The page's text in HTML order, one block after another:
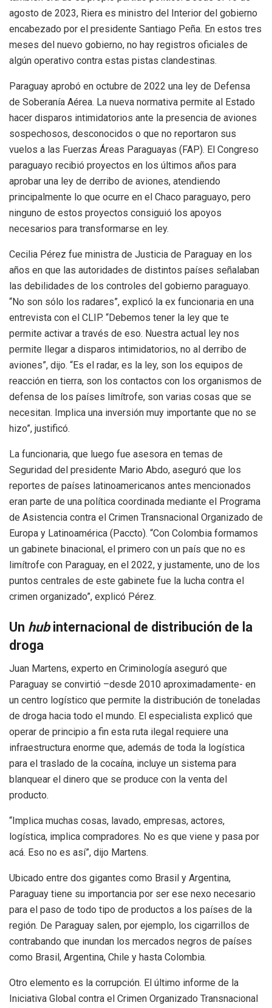
agosto de 2023, Riera es ministro del Interior del gobierno
encabezado por el presidente Santiago Peña. En estos tres
meses del nuevo gobierno, no hay registros oficiales de
algún operativo contra estas pistas clandestinas.
Paraguay aprobó en octubre de 2022 una ley de Defensa
de Soberanía Aérea. La nueva normativa permite al Estado
hacer disparos intimidatorios ante la presencia de aviones
sospechosos, desconocidos o que no reportaron sus
vuelos a las Fuerzas Áreas Paraguayas (FAP). El Congreso
paraguayo recibió proyectos en los últimos años para
aprobar una ley de derribo de aviones, atendiendo
principalmente lo que ocurre en el Chaco paraguayo, pero
ninguno de estos proyectos consiguió los apoyos
necesarios para transformarse en ley.
Cecilia Pérez fue ministra de Justicia de Paraguay en los
años en que las autoridades de distintos países señalaban
las debilidades de los controles del gobierno paraguayo.
“No son sólo los radares”, explicó la ex funcionaria en una
entrevista con el CLIP. “Debemos tener la ley que te
permite activar a través de eso. Nuestra actual ley nos
permite llegar a disparos intimidatorios, no al derribo de
aviones”, dijo. “Es el radar, es la ley, son los equipos de
reacción en tierra, son los contactos con los organismos de
defensa de los países limítrofe, son varias cosas que se
necesitan. Implica una inversión muy importante que no se
hizo”, justificó.
La funcionaria, que luego fue asesora en temas de
Seguridad del presidente Mario Abdo, aseguró que los
reportes de países latinoamericanos antes mencionados
eran parte de una política coordinada mediante el Programa
de Asistencia contra el Crimen Transnacional Organizado de
Europa y Latinoamérica (Paccto). “Con Colombia formamos
un gabinete binacional, el primero con un país que no es
limítrofe con Paraguay, en el 2022, y justamente, uno de los
puntos centrales de este gabinete fue la lucha contra el
crimen organizado”, explicó Pérez.
Un hubinternacional de distribución de la
droga
Juan Martens, experto en Criminología aseguró que
Paraguay se convirtió –desde 2010 aproximadamente- en
un centro logístico que permite la distribución de toneladas
de droga hacia todo el mundo. El especialista explicó que
operar de principio a fin esta ruta ilegal requiere una
infraestructura enorme que, además de toda la logística
para el traslado de la cocaína, incluye un sistema para
blanquear el dinero que se produce con la venta del
producto.
“Implica muchas cosas, lavado, empresas, actores,
logística, implica compradores. No es que viene y pasa por
acá. Eso no es así”, dijo Martens.
Ubicado entre dos gigantes como Brasil y Argentina,
Paraguay tiene su importancia por ser ese nexo necesario
para el paso de todo tipo de productos a los países de la
región. De Paraguay salen, por ejemplo, los cigarrillos de
contrabando que inundan los mercados negros de países
como Brasil, Argentina, Chile y hasta Colombia.
Otro elemento es la corrupción. El último informe de la
Iniciativa Global contra el Crimen Organizado Transnacional